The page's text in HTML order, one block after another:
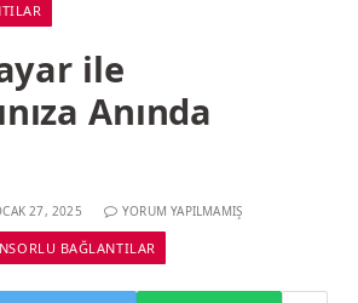
ile
Anında
27, 2025 YORUM YAPILMAMIŞ
BAĞLANTILAR